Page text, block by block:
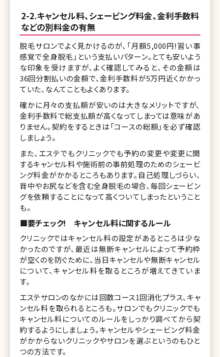
2-2.キャンセル料、シェービング料金、金利手数料
などの別料金の有無
脱毛サロンでよく見かけるのが、「月額5,000円!習い事
感覚で全身脱毛」という支払いパターン。とても安いよう
な印象を受けますが、よく確認してみると、その金額は
36回分割払いの金額で、金利手数料が5万円近くかかっ
ていた、なんてこともよくあります。
確かに月々の支払額が安いのは大きなメリットですが、
金利手数料で総支払額が高くなってしまっては意味があ
りません。契約をするときは「コースの総額」を必ず確認
しましょう。
また、エステでもクリニックでも予約の変更や変更に関
するキャンセル料や施術前の事前処理のためのシェービ
ング料金がかかるところもあります。自己処理しづらい、
背中やお尻などを含む全身脱毛の場合、毎回シェービン
グを依頼することになって高くついてしまったということ
も。
■要チェック! キャンセル料に関するルール
クリニックではキャンセル料の設定があるところは少な
かったのですが、最近は無断キャンセルによって予約枠
が空くのを防ぐために、当日キャンセルや無断キャンセル
について、キャンセル料を取るところが増えてきていま
す。
エステサロンのなかには回数コース1回消化プラス、キャ
ンセル料を取られるところも。サロンでもクリニックでも
キャンセル料についてのルールをしっかり調べてから契
約するようにしましょう。キャンセルやシェービング料金
がかからないクリニックやサロンを選ぶというのもひと
つの方法です。